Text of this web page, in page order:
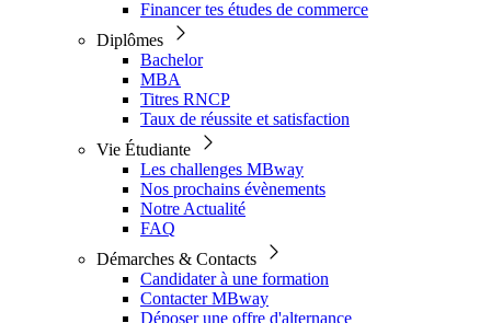
Financer tes études de commerce
Diplômes
Bachelor
MBA
Titres RNCP
Taux de réussite et satisfaction
Vie Étudiante
Les challenges MBway
Nos prochains évènements
Notre Actualité
FAQ
Démarches & Contacts
Candidater à une formation
Contacter MBway
Déposer une offre d'alternance